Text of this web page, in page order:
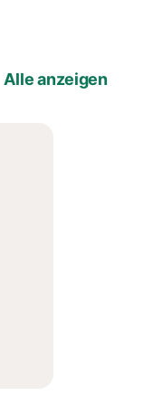
Alle anzeigen